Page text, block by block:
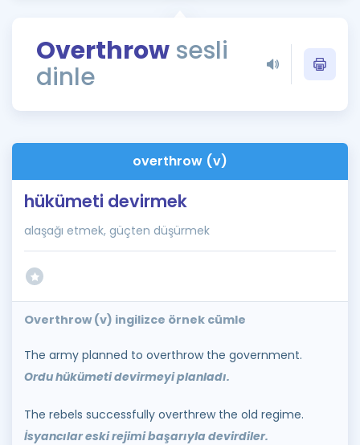
Rehberlik Aracı
ÖSYM Sınav Takvimi
İngilizce Gramer
Overthrow sesli
dinle
overthrow (v)
hükümeti devirmek
alaşağı etmek, güçten düşürmek
Overthrow (v) ingilizce örnek cümle
The army planned to overthrow the government.
Ordu hükümeti devirmeyi planladı.
The rebels successfully overthrew the old regime.
İsyancılar eski rejimi başarıyla devirdiler.